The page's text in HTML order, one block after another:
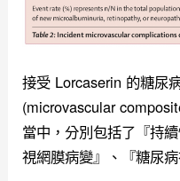
接受 Lorcaserin 的糖尿
(microvascular
當中，分別包括了『持
視網膜病變』、『糖尿